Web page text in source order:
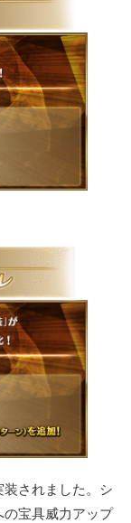
されました。シ
の宝具威力アップ